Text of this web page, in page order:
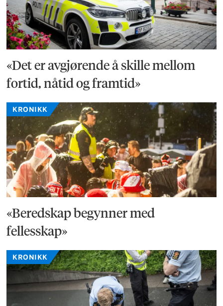
«Det er avgjørende å skille mellom
fortid, nåtid og framtid»
KRONIKK
«Beredskap begynner med
fellesskap»
KRONIKK